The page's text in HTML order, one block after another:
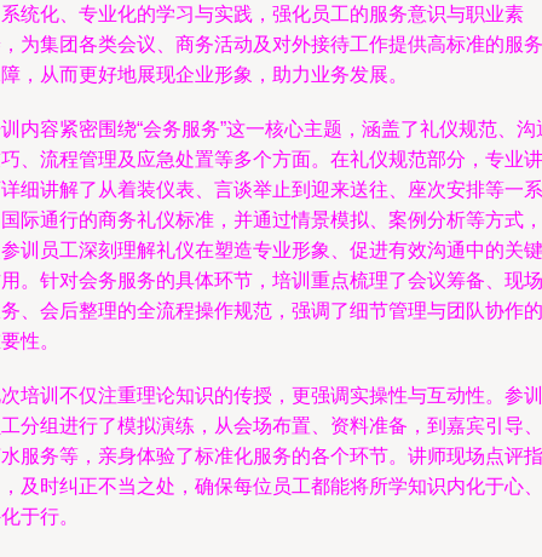
统化、专业化的学习与实践，强化员工的服务意识与职业素
为集团各类会议、商务活动及对外接待工作提供高标准的服务
，从而更好地展现企业形象，助力业务发展。
内容紧密围绕“会务服务”这一核心主题，涵盖了礼仪规范、沟
、流程管理及应急处置等多个方面。在礼仪规范部分，专业讲
细讲解了从着装仪表、言谈举止到迎来送往、座次安排等一系
际通行的商务礼仪标准，并通过情景模拟、案例分析等方式，
训员工深刻理解礼仪在塑造专业形象、促进有效沟通中的关键
。针对会务服务的具体环节，培训重点梳理了会议筹备、现场
、会后整理的全流程操作规范，强调了细节管理与团队协作的
性。
培训不仅注重理论知识的传授，更强调实操性与互动性。参训
分组进行了模拟演练，从会场布置、资料准备，到嘉宾引导、
服务等，亲身体验了标准化服务的各个环节。讲师现场点评指
及时纠正不当之处，确保每位员工都能将所学知识内化于心、
于行。